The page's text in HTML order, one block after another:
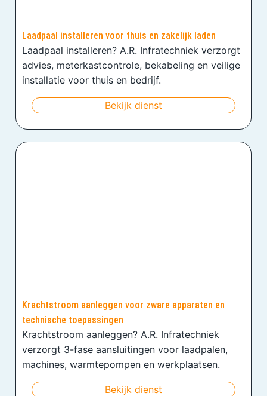
Laadpaal installeren voor thuis en zakelijk laden
Laadpaal installeren? A.R. Infratechniek verzorgt
advies, meterkastcontrole, bekabeling en veilige
installatie voor thuis en bedrijf.
Bekijk dienst
Krachtstroom aanleggen voor zware apparaten en
technische toepassingen
Krachtstroom aanleggen? A.R. Infratechniek
verzorgt 3-fase aansluitingen voor laadpalen,
machines, warmtepompen en werkplaatsen.
Bekijk dienst